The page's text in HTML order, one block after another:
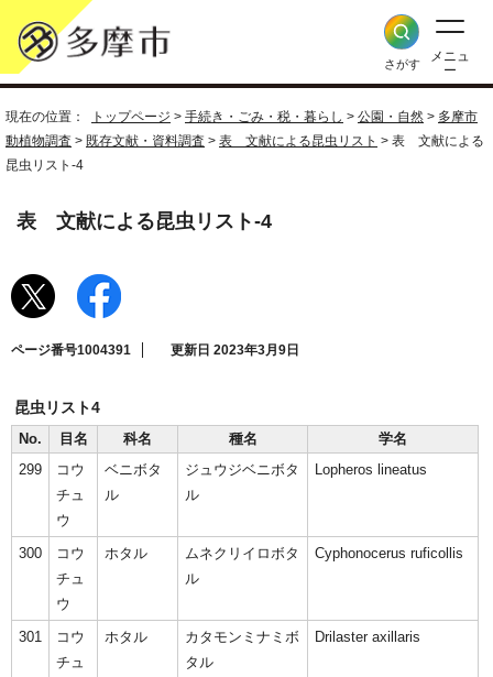
さがす
メニュ
ー
現在の位置： トップページ > 手続き・ごみ・税・暮らし > 公園・自然 > 多摩市
動植物調査 > 既存文献・資料調査 > 表 文献による昆虫リスト > 表 文献による
昆虫リスト-4
表 文献による昆虫リスト-4
ページ番号1004391 更新日 2023年3月9日
昆虫リスト4
No.
目名 科名 種名
学名
299
コウ
チュ
ウ
ベニボタ
ル
ジュウジベニボタ
ル
Lopheros lineatus
300
コウ
チュ
ウ
ホタル
ムネクリイロボタ
ル
Cyphonocerus ruficollis
301
コウ
チュ
ホタル
カタモンミナミボ
タル
Drilaster axillaris